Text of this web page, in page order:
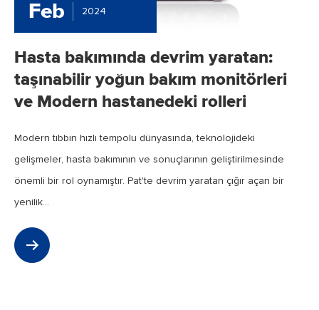
Feb 2024
Hasta bakımında devrim yaratan:
taşınabilir yoğun bakım monitörleri
ve Modern hastanedeki rolleri
Modern tıbbın hızlı tempolu dünyasında, teknolojideki
gelişmeler, hasta bakımının ve sonuçlarının geliştirilmesinde
önemli bir rol oynamıştır. Pat'te devrim yaratan çığır açan bir
yenilik...